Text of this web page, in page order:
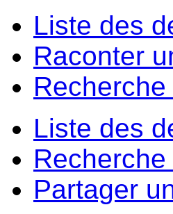
Liste des
Raconter
Liste des
Partager